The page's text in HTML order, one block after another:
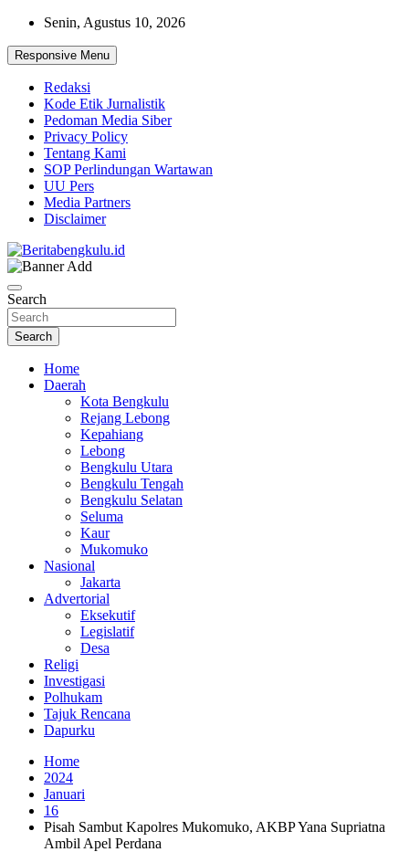
Skip
content
Senin, Agustus 10, 2026
Responsive Menu
Redaksi
Kode Etik Jurnalistik
Pedoman Media Siber
Privacy Policy
Tentang Kami
SOP Perlindungan Wartawan
UU Pers
Media Partners
Disclaimer
Beritabengkulu.id
Search
Search
Home
Daerah
Kota Bengkulu
Rejang Lebong
Kepahiang
Lebong
Bengkulu Utara
Bengkulu Tengah
Bengkulu Selatan
Seluma
Kaur
Mukomuko
Nasional
Jakarta
Advertorial
Eksekutif
Legislatif
Desa
Religi
Investigasi
Polhukam
Tajuk Rencana
Dapurku
Home
2024
Januari
16
Pisah Sambut Kapolres Mukomuko, AKBP Yana Supriatna
Ambil Apel Perdana